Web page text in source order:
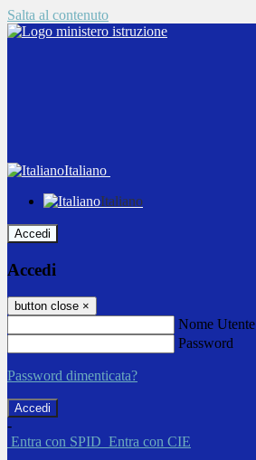
Salta al contenuto
Italiano
Italiano
Accedi
Accedi
button close ×
Nome Utente
Password
Password dimenticata?
-
Entra con SPID Entra con CIE